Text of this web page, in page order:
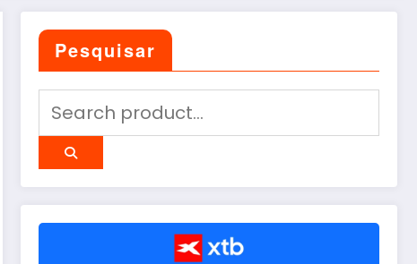
Pesquisar